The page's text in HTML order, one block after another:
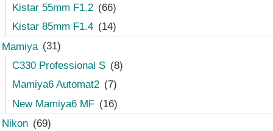
Kistar 55mm F1.2 (66)
Kistar 85mm F1.4 (14)
Mamiya (31)
C330 Professional S (8)
Mamiya6 Automat2 (7)
New Mamiya6 MF (16)
Nikon (69)